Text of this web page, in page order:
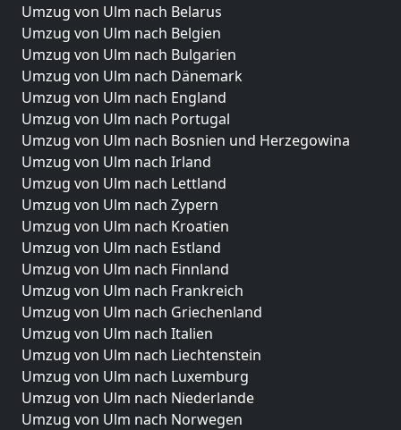
Umzug von Ulm nach Belarus
Umzug von Ulm nach Belgien
Umzug von Ulm nach Bulgarien
Umzug von Ulm nach Dänemark
Umzug von Ulm nach England
Umzug von Ulm nach Portugal
Umzug von Ulm nach Bosnien und Herzegowina
Umzug von Ulm nach Irland
Umzug von Ulm nach Lettland
Umzug von Ulm nach Zypern
Umzug von Ulm nach Kroatien
Umzug von Ulm nach Estland
Umzug von Ulm nach Finnland
Umzug von Ulm nach Frankreich
Umzug von Ulm nach Griechenland
Umzug von Ulm nach Italien
Umzug von Ulm nach Liechtenstein
Umzug von Ulm nach Luxemburg
Umzug von Ulm nach Niederlande
Umzug von Ulm nach Norwegen